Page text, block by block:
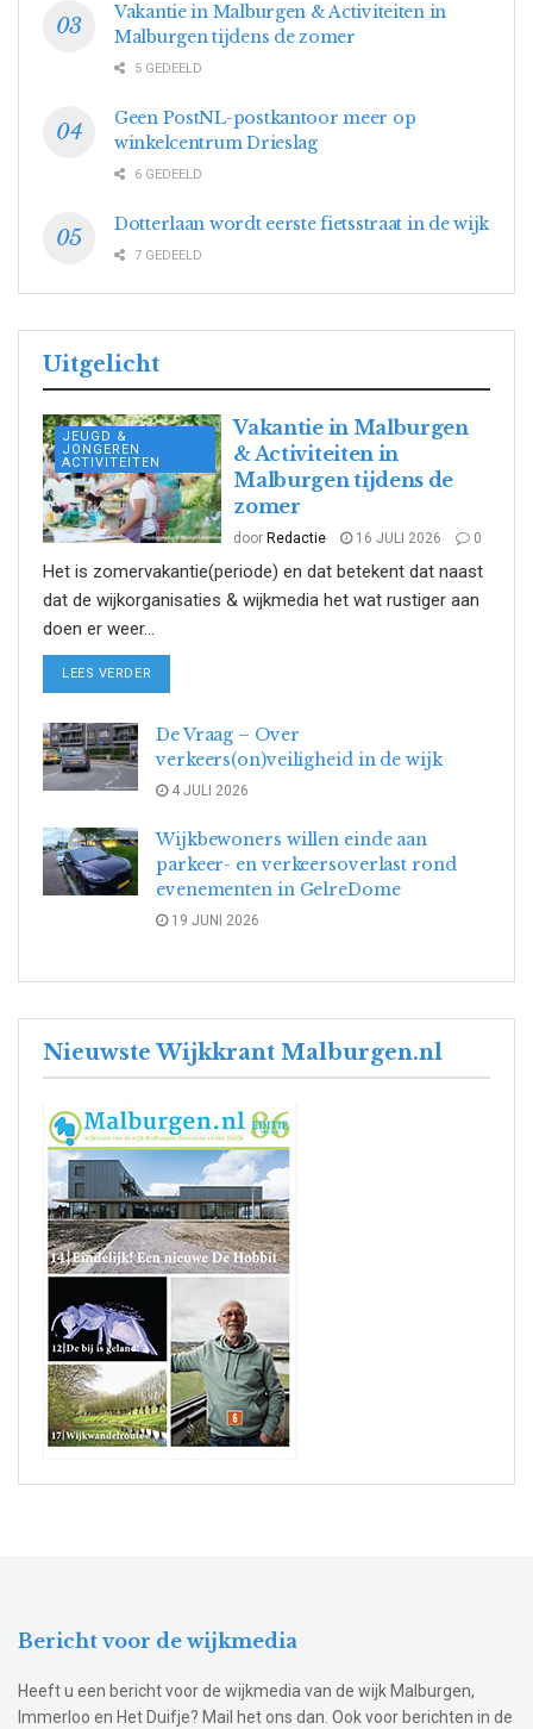
Vakantie in Malburgen & Activiteiten in
Malburgen tijdens de zomer
5 GEDEELD
Geen PostNL-postkantoor meer op
winkelcentrum Drieslag
6 GEDEELD
Dotterlaan wordt eerste fietsstraat in de wijk
7 GEDEELD
Uitgelicht
JEUGD &
JONGEREN
ACTIVITEITEN
Vakantie in Malburgen
& Activiteiten in
Malburgen tijdens de
zomer
door Redactie 16 JULI 2026 0
Het is zomervakantie(periode) en dat betekent dat naast
dat de wijkorganisaties & wijkmedia het wat rustiger aan
doen er weer...
LEES VERDER
De Vraag – Over
verkeers(on)veiligheid in de wijk
4 JULI 2026
Wijkbewoners willen einde aan
parkeer- en verkeersoverlast rond
evenementen in GelreDome
19 JUNI 2026
Nieuwste Wijkkrant Malburgen.nl
Bericht voor de wijkmedia
Heeft u een bericht voor de wijkmedia van de wijk Malburgen,
Immerloo en Het Duifje? Mail het ons dan. Ook voor berichten in de